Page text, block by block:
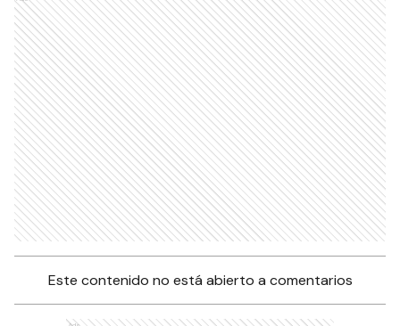
Este contenido no está abierto a comentarios